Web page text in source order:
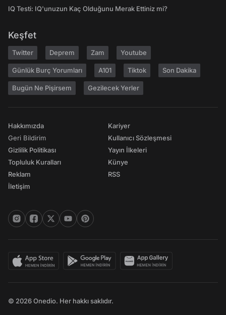
IQ Testi: IQ'unuzun Kaç Olduğunu Merak Ettiniz mi?
Keşfet
Twitter Deprem Zam Youtube
Günlük Burç Yorumları A101 Tiktok Son Dakika
Bugün Ne Pişirsem Gezilecek Yerler
Hakkımızda
Geri Bildirim
Gizlilik Politikası
Topluluk Kuralları
Reklam
İletişim
Kariyer
Kullanıcı Sözleşmesi
Yayın İlkeleri
Künye
RSS
© 2026 Onedio. Her hakkı saklıdır.